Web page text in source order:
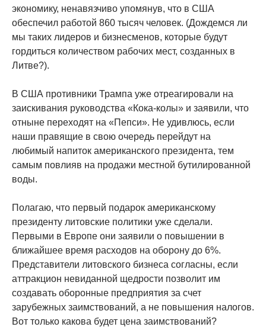
экономику, ненавязчиво упомянув, что в США
обеспечил работой 860 тысяч человек. (Дождемся ли
мы таких лидеров и бизнесменов, которые будут
гордиться количеством рабочих мест, созданных в
Литве?).
В США противники Трампа уже отреагировали на
заискивания руководства «Кока-колы» и заявили, что
отныне переходят на «Пепси». Не удивлюсь, если
наши правящие в свою очередь перейдут на
любимый напиток американского президента, тем
самым повлияв на продажи местной бутилированной
воды.
Полагаю, что первый подарок американскому
президенту литовские политики уже сделали.
Первыми в Европе они заявили о повышении в
ближайшее время расходов на оборону до 6%.
Представители литовского бизнеса согласны, если
аттракцион невиданной щедрости позволит им
создавать оборонные предприятия за счет
зарубежных заимствований, а не повышения налогов.
Вот только какова будет цена заимствований?